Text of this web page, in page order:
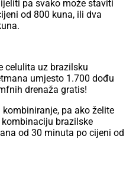
pa svako može staviti
od 800 kuna, ili dva
celulita uz brazilsku
umjesto 1.700 dođu
drenaža gratis!
pa ako želite
brazilske
od 30 minuta po cijeni od